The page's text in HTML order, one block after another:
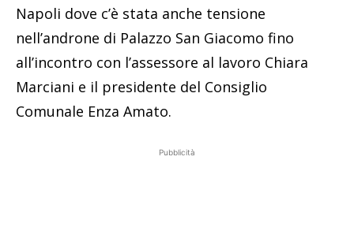
Napoli dove c’è stata anche tensione
nell’androne di Palazzo San Giacomo fino
all’incontro con l’assessore al lavoro Chiara
Marciani e il presidente del Consiglio
Comunale Enza Amato.
Pubblicità